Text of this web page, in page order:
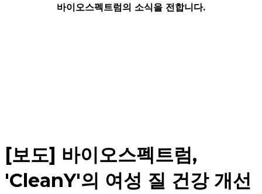
바이오스펙트럼의 소식을 전합니다.
[보도] 바이오스펙트럼,
'CleanY'의 여성 질 건강 개선